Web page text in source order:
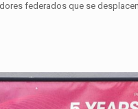
federados que se